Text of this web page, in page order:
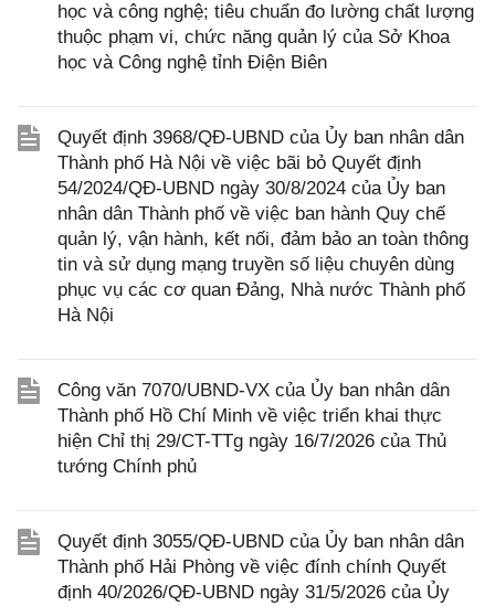
học và công nghệ; tiêu chuẩn đo lường chất lượng
thuộc phạm vi, chức năng quản lý của Sở Khoa
học và Công nghệ tỉnh Điện Biên
Quyết định 3968/QĐ-UBND của Ủy ban nhân dân
Thành phố Hà Nội về việc bãi bỏ Quyết định
54/2024/QĐ-UBND ngày 30/8/2024 của Ủy ban
nhân dân Thành phố về việc ban hành Quy chế
quản lý, vận hành, kết nối, đảm bảo an toàn thông
tin và sử dụng mạng truyền số liệu chuyên dùng
phục vụ các cơ quan Đảng, Nhà nước Thành phố
Hà Nội
Công văn 7070/UBND-VX của Ủy ban nhân dân
Thành phố Hồ Chí Minh về việc triển khai thực
hiện Chỉ thị 29/CT-TTg ngày 16/7/2026 của Thủ
tướng Chính phủ
Quyết định 3055/QĐ-UBND của Ủy ban nhân dân
Thành phố Hải Phòng về việc đính chính Quyết
định 40/2026/QĐ-UBND ngày 31/5/2026 của Ủy